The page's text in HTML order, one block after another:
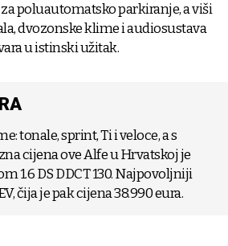
poluautomatsko parkiranje, a viši
dvozonske klime i audiosustava
u istinski užitak.
tonale, sprint, Ti i veloce, a s
cijena ove Alfe u Hrvatskoj je
1.6 DS DDCT 130. Najpovoljniji
čija je pak cijena 38.990 eura.